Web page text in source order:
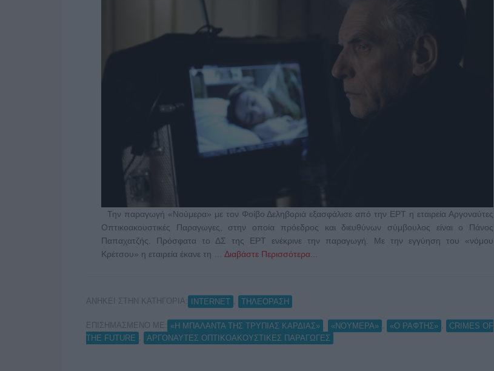
Την παραγωγή «Νούμερα» με τον Φοίβο Δεληβοριά εξασφάλισε από την ΕΡΤ η εταιρεία Αργοναύτες
Οπτικοακουστικές Παραγωγες, στην οποία πρόεδρος και διευθύνων σύμβουλος είναι ο Πάνος
Παπαχατζής. Πρόσφατα το ΔΣ της ΕΡΤ ενέκρινε την παραγωγή. Με την εγγύηση του «νόμου
Κρέτσου» η εταιρεία έκανε τη … Διαβάστε Περισσότερα...
ΑΝΗΚΕΙ ΣΤΗΝ ΚΑΤΗΓΟΡΙΑ: INTERNET ΤΗΛΕΟΡΑΣΗ
ΕΠΙΣΗΜΑΣΜΕΝΟ ΜΕ: «Η ΜΠΑΛΑΝΤΑ ΤΗΣ ΤΡΥΠΙΑΣ ΚΑΡΔΙΑΣ» «ΝΟΥΜΕΡΑ» «Ο ΡΑΦΤΗΣ»
CRIMES OF
THE FUTURE
ΑΡΓΟΝΑΥΤΕΣ ΟΠΤΙΚΟΑΚΟΥΣΤΙΚΕΣ ΠΑΡΑΓΩΓΕΣ